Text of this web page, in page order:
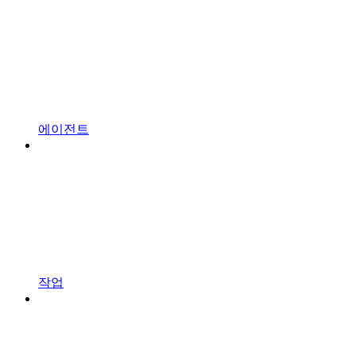
에이전트
작업